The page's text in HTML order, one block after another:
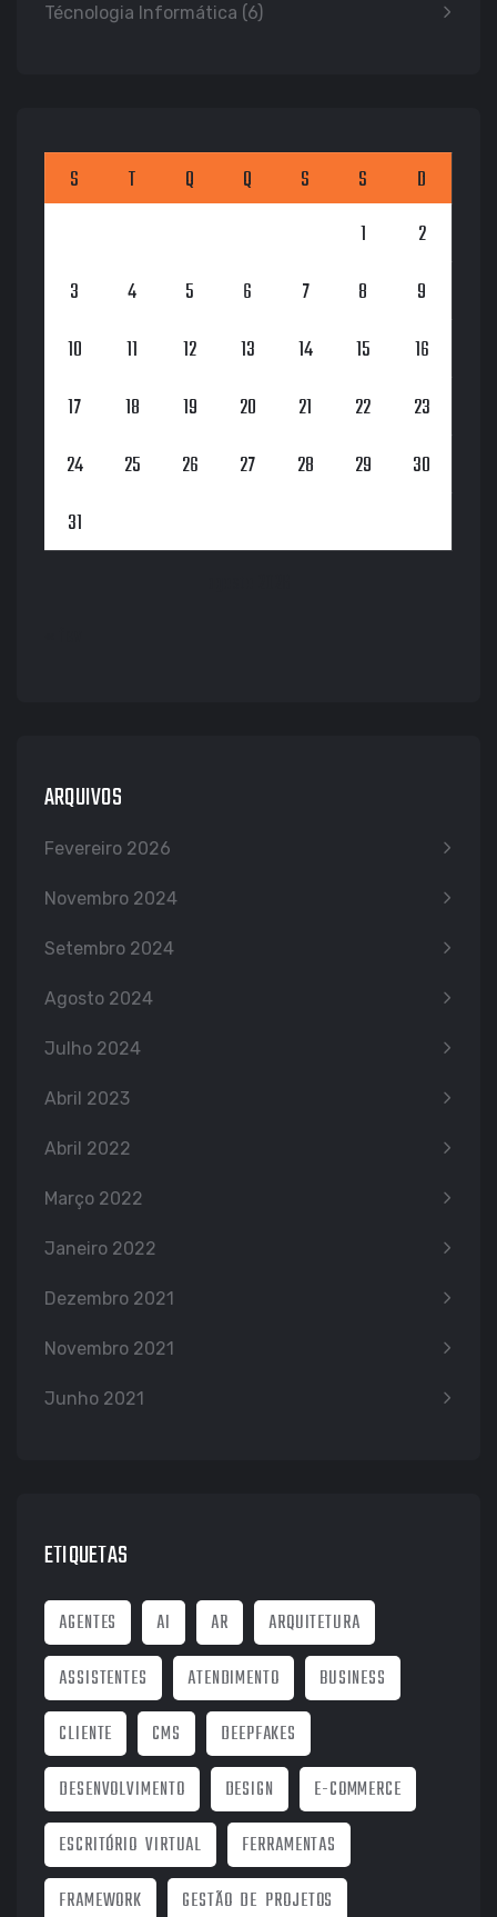
Técnologia Informática (6)
S T Q Q S S
D
1
2
3
4 5 6 7 8
9
10
11 12 13 14 15
16
17
18 19 20 21 22
23
24
25 26 27 28 29
30
31
ARQUIVOS
Fevereiro 2026
Novembro 2024
Setembro 2024
Agosto 2024
Julho 2024
Abril 2023
Abril 2022
Março 2022
Janeiro 2022
Dezembro 2021
Novembro 2021
Junho 2021
ETIQUETAS
AGENTES AI AR
ARQUITETURA
ASSISTENTES
ATENDIMENTO
BUSINESS
CLIENTE
CMS
DEEPFAKES
DESENVOLVIMENTO
DESIGN
E-COMMERCE
ESCRITÓRIO VIRTUAL
FERRAMENTAS
FRAMEWORK
GESTÃO DE PROJETOS